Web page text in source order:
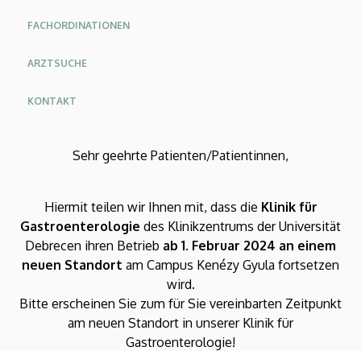
FACHORDINATIONEN
ARZTSUCHE
KONTAKT
Sehr geehrte Patienten/Patientinnen,
Hiermit teilen wir Ihnen mit, dass die Klinik für
Gastroenterologie des Klinikzentrums der Universität
Debrecen ihren Betrieb ab 1. Februar 2024 an einem
neuen Standort am Campus Kenézy Gyula fortsetzen
wird.
Bitte erscheinen Sie zum für Sie vereinbarten Zeitpunkt
am neuen Standort in unserer Klinik für
Gastroenterologie!